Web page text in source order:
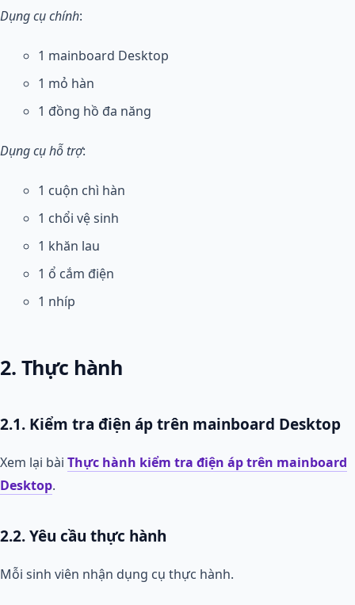
Dụng cụ chính:
1 mainboard Desktop
1 mỏ hàn
1 đồng hồ đa năng
Dụng cụ hỗ trợ:
1 cuộn chì hàn
1 chổi vệ sinh
1 khăn lau
1 ổ cắm điện
1 nhíp
2. Thực hành
2.1. Kiểm tra điện áp trên mainboard Desktop
Xem lại bài Thực hành kiểm tra điện áp trên mainboard
Desktop.
2.2. Yêu cầu thực hành
Mỗi sinh viên nhận dụng cụ thực hành.